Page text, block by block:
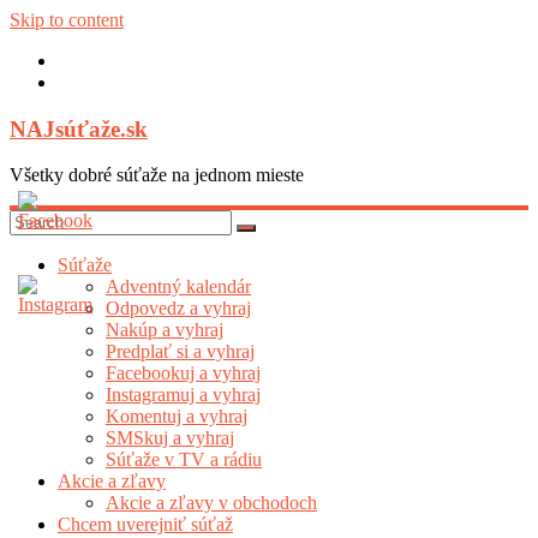
Skip to content
NAJsúťaže.sk
Všetky dobré súťaže na jednom mieste
Súťaže
Adventný kalendár
Odpovedz a vyhraj
Nakúp a vyhraj
Predplať si a vyhraj
Facebookuj a vyhraj
Instagramuj a vyhraj
Komentuj a vyhraj
SMSkuj a vyhraj
Súťaže v TV a rádiu
Akcie a zľavy
Akcie a zľavy v obchodoch
Chcem uverejniť súťaž